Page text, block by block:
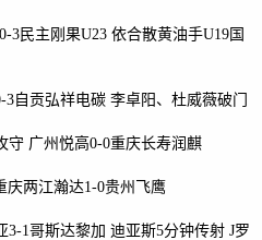
3民主刚果U23 依合散黄油手U19国
自贡弘祥电碳 李卓阳、杜威薇破门
守 广州悦高0-0重庆长寿润麒
庆两江瀚达1-0贵州飞鹰
3-1哥斯达黎加 迪亚斯5分钟传射 J罗